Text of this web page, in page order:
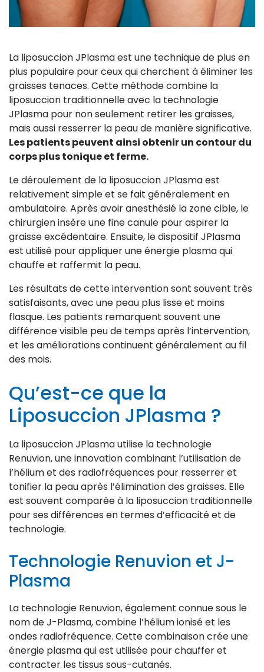
La liposuccion JPlasma est une technique de plus en
plus populaire pour ceux qui cherchent à éliminer les
graisses tenaces. Cette méthode combine la
liposuccion traditionnelle avec la technologie
JPlasma pour non seulement retirer les graisses,
mais aussi resserrer la peau de manière significative.
Les patients peuvent ainsi obtenir un contour du
corps plus tonique et ferme.
Le déroulement de la liposuccion JPlasma est
relativement simple et se fait généralement en
ambulatoire. Après avoir anesthésié la zone cible, le
chirurgien insère une fine canule pour aspirer la
graisse excédentaire. Ensuite, le dispositif JPlasma
est utilisé pour appliquer une énergie plasma qui
chauffe et raffermit la peau.
Les résultats de cette intervention sont souvent très
satisfaisants, avec une peau plus lisse et moins
flasque. Les patients remarquent souvent une
différence visible peu de temps après l’intervention,
et les améliorations continuent généralement au fil
des mois.
Qu’est-ce que la
Liposuccion JPlasma ?
La liposuccion JPlasma utilise la technologie
Renuvion, une innovation combinant l’utilisation de
l’hélium et des radiofréquences pour resserrer et
tonifier la peau après l’élimination des graisses. Elle
est souvent comparée à la liposuccion traditionnelle
pour ses différences en termes d’efficacité et de
technologie.
Technologie Renuvion et J-
Plasma
La technologie Renuvion, également connue sous le
nom de J-Plasma, combine l’hélium ionisé et les
ondes radiofréquence. Cette combinaison crée une
énergie plasma qui est utilisée pour chauffer et
contracter les tissus sous-cutanés.